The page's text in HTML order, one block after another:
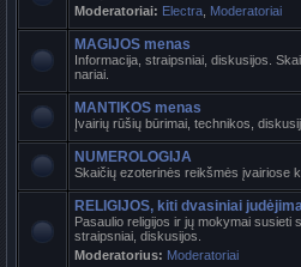
Moderatoriai: Electra Moderatoriai
MAGIJOS menas
Informacija, straipsniai, diskusijos.
nariai.
MANTIKOS menas
Įvairių rūšių būrimai, technikos,
NUMEROLOGIJA
Skaičių ezoterinės reikšmės įvairiose
RELIGIJOS, kiti dvasiniai
Pasaulio religijos ir jų mokymai
straipsniai, diskusijos.
Moderatorius: Moderatoriai